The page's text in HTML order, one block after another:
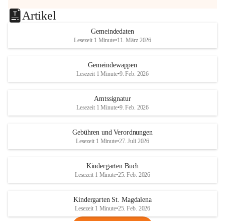
Artikel
Gemeindedaten
Lesezeit 1 Minute•11. März 2026
Gemeindewappen
Lesezeit 1 Minute•9. Feb. 2026
Amtssignatur
Lesezeit 1 Minute•9. Feb. 2026
Gebühren und Verordnungen
Lesezeit 1 Minute•27. Juli 2026
Kindergarten Buch
Lesezeit 1 Minute•25. Feb. 2026
Kindergarten St. Magdalena
Lesezeit 1 Minute•25. Feb. 2026